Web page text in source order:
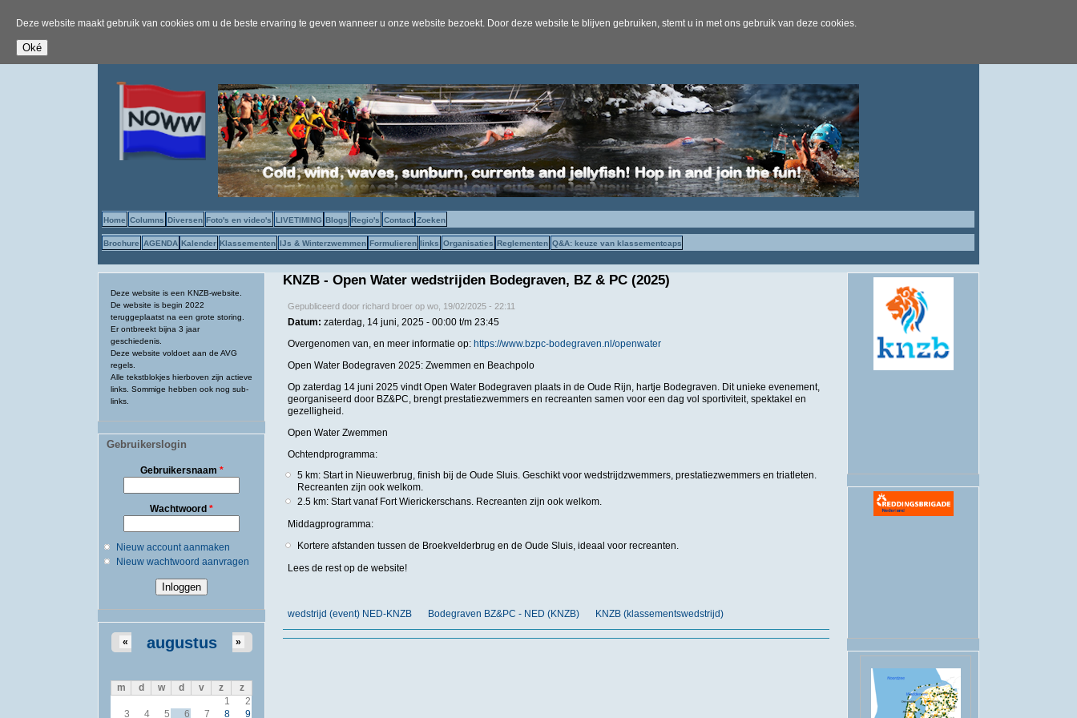
Deze website maakt gebruik van cookies om u de beste ervaring te geven wanneer u onze website bezoekt. Door deze website te blijven gebruiken, stemt u in met ons gebruik van deze cookies.
Home Columns Diversen Foto's en video's LIVETIMING Blogs Regio's Contact Zoeken
Brochure AGENDA Kalender Klassementen IJs & Winterzwemmen Formulieren links Organisaties Reglementen Q&A: keuze van klassementcaps
Deze website is een KNZB-website.
De website is begin 2022
teruggeplaatst na een grote storing.
Er ontbreekt bijna 3 jaar
geschiedenis.
Deze website voldoet aan de AVG
regels.
Alle tekstblokjes hierboven zijn actieve
links. Sommige hebben ook nog sub-
links.
Gebruikerslogin
Gebruikersnaam *
Wachtwoord *
Nieuw account aanmaken
Nieuw wachtwoord aanvragen
augustus
« »
m d w d v z
z
1
2
3
4 5 6 7 8
9
KNZB - Open Water wedstrijden Bodegraven, BZ & PC (2025)
Gepubliceerd door richard broerop wo, 19/02/2025 - 22:11
Datum: zaterdag, 14 juni, 2025 - 00:00t/m 23:45
Overgenomen van, en meer informatie op: https://www.bzpc-bodegraven.nl/openwater
Open Water Bodegraven 2025: Zwemmen en Beachpolo
Op zaterdag 14 juni 2025 vindt Open Water Bodegraven plaats in de Oude Rijn, hartje Bodegraven. Dit unieke evenement,
georganiseerd door BZ&PC, brengt prestatiezwemmers en recreanten samen voor een dag vol sportiviteit, spektakel en
gezelligheid.
Open Water Zwemmen
Ochtendprogramma:
5 km: Start in Nieuwerbrug, finish bij de Oude Sluis. Geschikt voor wedstrijdzwemmers, prestatiezwemmers en triatleten.
Recreanten zijn ook welkom.
2.5 km: Start vanaf Fort Wierickerschans. Recreanten zijn ook welkom.
Middagprogramma:
Kortere afstanden tussen de Broekvelderbrug en de Oude Sluis, ideaal voor recreanten.
Lees de rest op de website!
wedstrijd (event) NED-KNZB Bodegraven BZ&PC - NED (KNZB) KNZB (klassementswedstrijd)